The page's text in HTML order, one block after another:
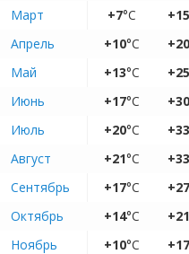
Март
+7°C
Апрель
+10°C
Май
+13°C
Июнь
+17°C
Июль
+20°C
Август
+21°C
Сентябрь
+17°C
Октябрь
+14°C
Ноябрь
+10°C